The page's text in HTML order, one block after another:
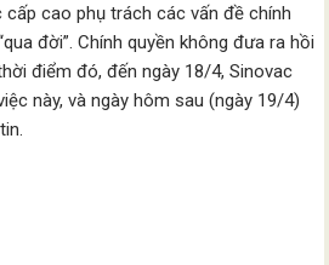
cao phụ trách các vấn đề chính
đời”. Chính quyền không đưa ra hồi
điểm đó, đến ngày 18/4, Sinovac
này, và ngày hôm sau (ngày 19/4)